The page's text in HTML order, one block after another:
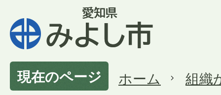
現在のページ ホーム 組織